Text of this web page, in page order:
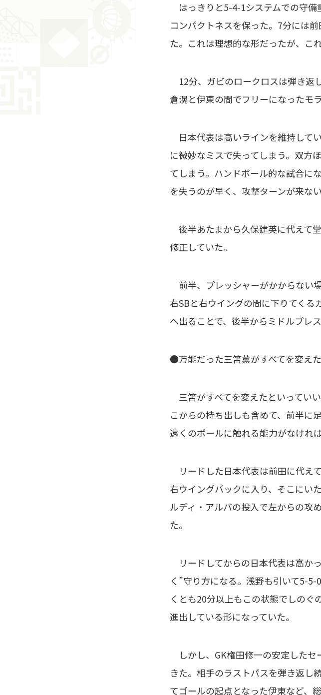
はっきりと5-4-1システムでの守備
コンパクトネスを保った。7分には
た。これは理想的な形だったが、こ
12分、ガビのロークロスは弾き返
倉滉と伊東の間でフリーになったモ
日本代表は高いラインを維持して
に微妙なミスで失ってしまう。双方
てしまう。ハンドボール的な試合に
を失うのが早く、攻撃ターンが来な
後半あたまから久保建英に代えて
修正していた。
前半、プレッシャーがかからない
右SBと右ウイングの間に下りてくる
へ出ることで、後半からミドルプレ
●万能だった三笘薫がすべてを変えた
三笘がすべてを変えたといってい
こからの持ち出しも含めて、前半に
遠くのボールに触れる能力がなけれ
リードした日本代表は前田に代え
右ウイングバックに入り、そこにい
ルディ・アルバの投入で左からの攻
た。
リードしてからの日本代表は高か
く”守り方になる。浅野も引いて5-
くとも20分以上もこの状態でしのぐ
進出している形になっていた。
しかし、GK権田修一の安定したセ
きた。相手のラストパスを弾き返し
てゴールの起点となった伊東など、